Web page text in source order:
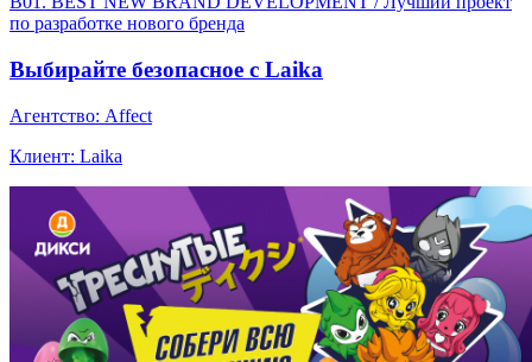
по разработке нового бренда
Выбирайте безопасное с Laika
Агентство: Affect
Клиент: Laika